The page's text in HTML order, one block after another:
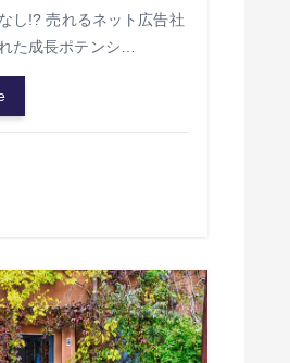
し!? 売れるネット広告社
た成長ポテンシ…